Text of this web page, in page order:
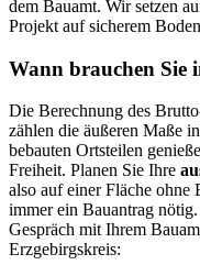
dem Bauamt. Wir setzen
Projekt auf sicherem
Wann brauchen Sie
Die Berechnung des
zählen die äußeren Maße
bebauten Ortsteilen
Freiheit. Planen Sie Ihre
also auf einer Fläche ohne
immer ein Bauantrag
Gespräch mit Ihrem
Erzgebirgskreis: